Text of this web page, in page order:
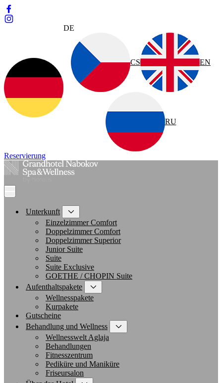
DE
CS EN
RU
Reservierung
Unterkunft
Einzelzimmer Comfort
Doppelzimmer Comfort
Doppelzimmer Superior
Junior Suite
Suite
Suite Exclusive
GOETHE / CHOPIN Suite
Aufenthaltspakete
Wellnesspakete
Kurpakete
Gutscheine
Behandlung und Wellness
Wellnesswelt Aglaja
Behandlungen
Fitnesszentrum
Pediküre und Maniküre
Friseursalon